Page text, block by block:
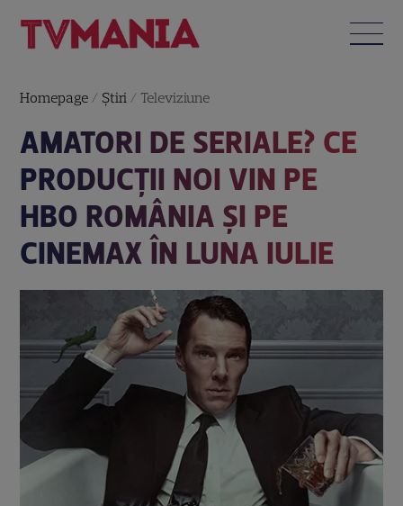
Homepage / Știri / Televiziune
AMATORI DE SERIALE? CE
PRODUCȚII NOI VIN PE
HBO ROMÂNIA ȘI PE
CINEMAX ÎN LUNA IULIE